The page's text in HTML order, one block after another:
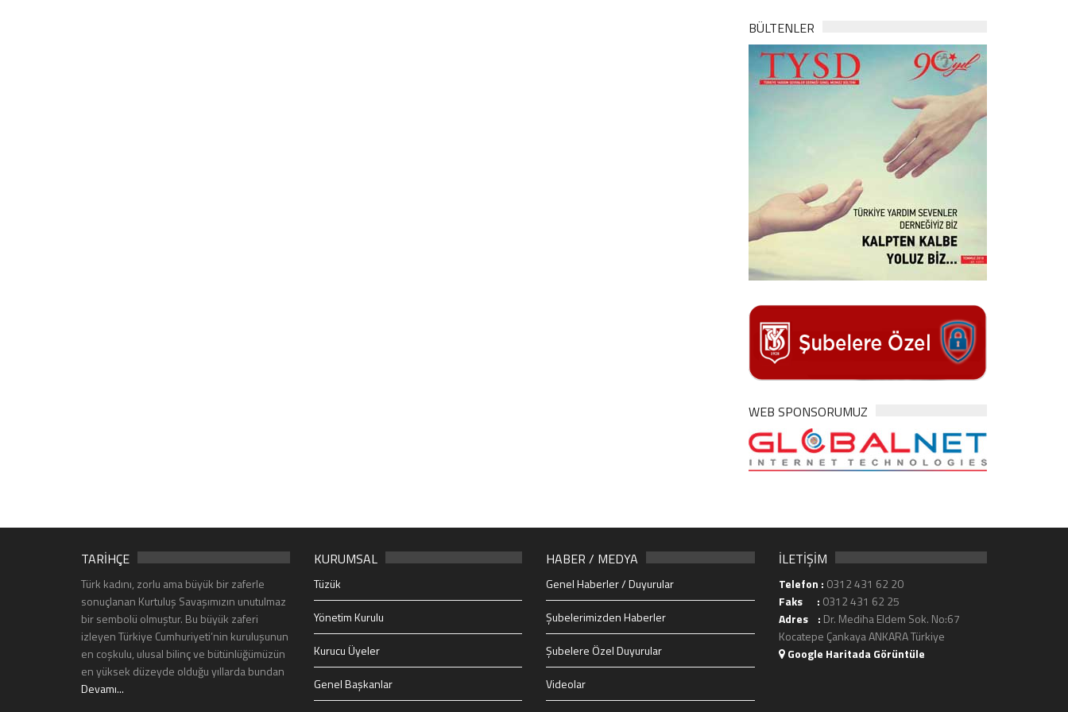
BÜLTENLER
WEB SPONSORUMUZ
TARİHÇE
Türk kadını, zorlu ama büyük bir zaferle
sonuçlanan Kurtuluş Savaşımızın unutulmaz
bir sembolü olmuştur. Bu büyük zaferi
izleyen Türkiye Cumhuriyeti’nin kuruluşunun
en coşkulu, ulusal bilinç ve bütünlüğümüzün
en yüksek düzeyde olduğu yıllarda bundan
Devamı...
KURUMSAL
Tüzük
Yönetim Kurulu
Kurucu Üyeler
Genel Başkanlar
HABER / MEDYA
Genel Haberler / Duyurular
Şubelerimizden Haberler
Şubelere Özel Duyurular
Videolar
İLETİŞİM
Telefon : 0312 431 62 20
Faks : 0312 431 62 25
Adres : Dr. Mediha Eldem Sok. No:67
Kocatepe Çankaya ANKARA Türkiye
Google Haritada Görüntüle